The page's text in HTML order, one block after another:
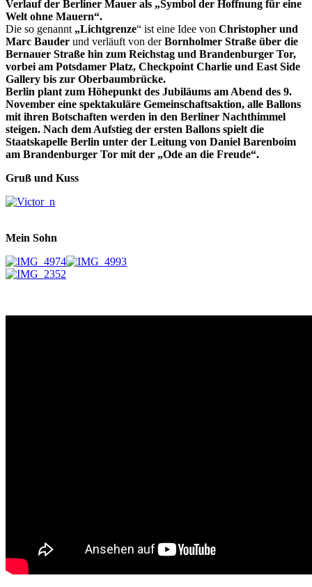
Verlauf der Berliner Mauer als „Symbol der Hoffnung für eine
Welt ohne Mauern“.
Die so genannt „Lichtgrenze“ ist eine Idee von Christopher und
Marc Bauder und verläuft von derBornholmer Straße über die
Bernauer Straße hin zum Reichstag und Brandenburger Tor,
vorbei am Potsdamer Platz, Checkpoint Charlie und East Side
Gallery bis zur Oberbaumbrücke.
Berlin plant zum Höhepunkt des Jubiläums am Abend des 9.
November eine spektakuläre Gemeinschaftsaktion, alle Ballons
mit ihren Botschaften werden in den Berliner Nachthimmel
steigen. Nach dem Aufstieg der ersten Ballons spielt die
Staatskapelle Berlin unter der Leitung von Daniel Barenboim
am Brandenburger Tor mit der „Ode an die Freude“.
Gruß und Kuss
Mein Sohn